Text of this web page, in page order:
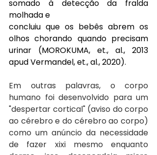
somado à detecção da fralda
molhada e
concluiu que os bebês abrem os
olhos chorando quando precisam
urinar (MOROKUMA, et., al., 2013
apud Vermandel, et., al., 2020).
Em outras palavras, o corpo
humano foi desenvolvido para um
"despertar cortical" (aviso do corpo
ao cérebro e do cérebro ao corpo)
como um anúncio da necessidade
de fazer xixi mesmo enquanto